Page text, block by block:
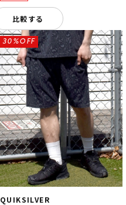
比較する
QUIKSILVER
30%OFF